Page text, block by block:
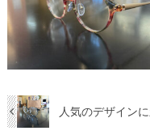
人気のデザイン